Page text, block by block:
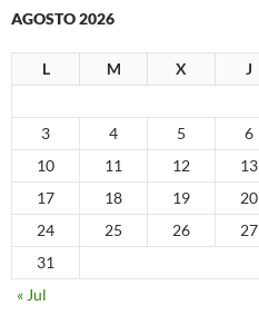
AGOSTO 2026
L M X J
3
4 5 6
10
11 12 13
17
18 19 20
24
25 26 27
31
« Jul